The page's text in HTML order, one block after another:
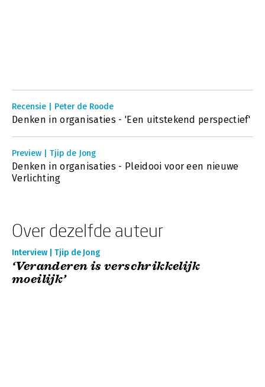
Recensie | Peter de Roode
Denken in organisaties - 'Een uitstekend perspectief'
Preview | Tjip de Jong
Denken in organisaties - Pleidooi voor een nieuwe
Verlichting
Over dezelfde auteur
Interview | Tjip de Jong
‘Veranderen is verschrikkelijk
moeilijk’